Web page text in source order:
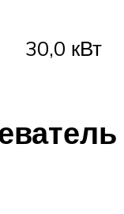
30,0 кВт